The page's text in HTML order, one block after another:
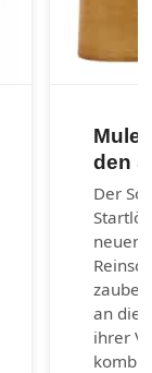
den
Der
neuen
an die
ihrer